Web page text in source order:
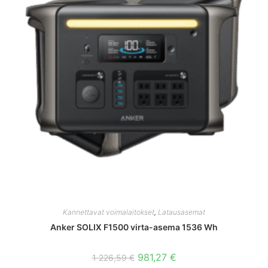
Kannettavat voimalaitokset, Latausasemat
Anker SOLIX F1500 virta-asema 1536 Wh
1 226,59€ Alkuperäinen
hinta
981,27 €Nykyinen
hinta